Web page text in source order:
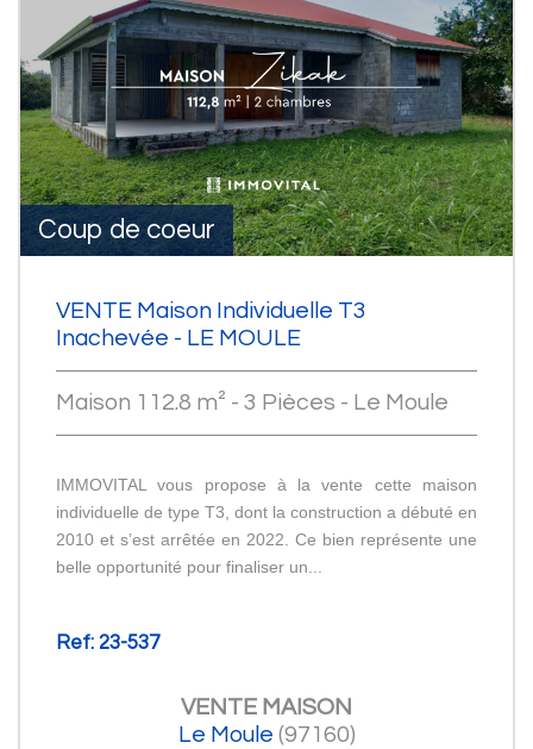
Coup de coeur
VENTE Maison Individuelle T3
Inachevée - LE MOULE
Maison 112.8 m² - 3 Pièces - Le Moule
IMMOVITAL vous propose à la vente cette maison
individuelle de type T3, dont la construction a débuté en
2010 et s’est arrêtée en 2022. Ce bien représente une
belle opportunité pour finaliser un...
Ref: 23-537
VENTE MAISON
Le Moule (97160)